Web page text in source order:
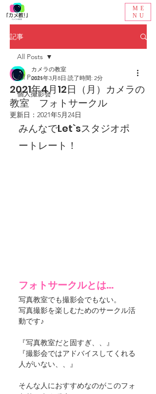
ME
NU
記事
All Posts
個人撮影会
All Posts
2021年4月12日（月）カメラの
教室 フォトサークル
カメラの教室
2021年3月8日 読了時間: 2分
更新日： 2021年5月24日
みんなでLet`sスタジオポ
ートレート！
フォトサークルとは…
写真教室でも撮影会でもない。
写真撮影を楽しむためのサークル活
動です♪
『写真教室だと固すぎ、、』
『撮影会ではアドバイスしてくれる
人がいない、、』
そんな人におすすめなのがこのフォ